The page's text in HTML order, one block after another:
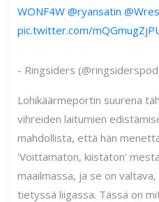
WONF4W @ryansatin
pic.twitter.com/
- Ringsiders
Lohikäärmeportin suurena
vihreiden laitumien
mahdollista, että hän
'Voittamaton, kiistaton'
maailmassa, ja se on
tietyssä liigassa. Tässä on